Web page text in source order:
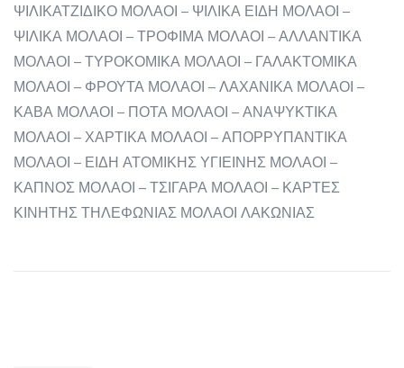
ΨΙΛΙΚΑΤΖΙΔΙΚΟ ΜΟΛΑΟΙ – ΨΙΛΙΚΑ ΕΙΔΗ ΜΟΛΑΟΙ –
ΨΙΛΙΚΑ ΜΟΛΑΟΙ – ΤΡΟΦΙΜΑ ΜΟΛΑΟΙ – ΑΛΛΑΝΤΙΚΑ
ΜΟΛΑΟΙ – ΤΥΡΟΚΟΜΙΚΑ ΜΟΛΑΟΙ – ΓΑΛΑΚΤΟΜΙΚΑ
ΜΟΛΑΟΙ – ΦΡΟΥΤΑ ΜΟΛΑΟΙ – ΛΑΧΑΝΙΚΑ ΜΟΛΑΟΙ –
ΚΑΒΑ ΜΟΛΑΟΙ – ΠΟΤΑ ΜΟΛΑΟΙ – ΑΝΑΨΥΚΤΙΚΑ
ΜΟΛΑΟΙ – ΧΑΡΤΙΚΑ ΜΟΛΑΟΙ – ΑΠΟΡΡΥΠΑΝΤΙΚΑ
ΜΟΛΑΟΙ – ΕΙΔΗ ΑΤΟΜΙΚΗΣ ΥΓΙΕΙΝΗΣ ΜΟΛΑΟΙ –
ΚΑΠΝΟΣ ΜΟΛΑΟΙ – ΤΣΙΓΑΡΑ ΜΟΛΑΟΙ – ΚΑΡΤΕΣ
ΚΙΝΗΤΗΣ ΤΗΛΕΦΩΝΙΑΣ ΜΟΛΑΟΙ ΛΑΚΩΝΙΑΣ